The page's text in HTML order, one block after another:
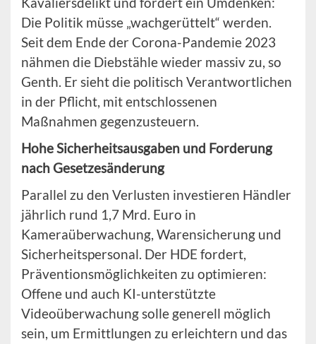
Die Politik müsse „wachgerüttelt“ werden.
Seit dem Ende der Corona-Pandemie 2023
nähmen die Diebstähle wieder massiv zu, so
Genth. Er sieht die politisch Verantwortlichen
in der Pflicht, mit entschlossenen
Maßnahmen gegenzusteuern.
Hohe Sicherheitsausgaben und Forderung
nach Gesetzesänderung
Parallel zu den Verlusten investieren Händler
jährlich rund 1,7 Mrd. Euro in
Kameraüberwachung, Warensicherung und
Sicherheitspersonal. Der HDE fordert,
Präventionsmöglichkeiten zu optimieren:
Offene und auch KI-unterstützte
Videoüberwachung solle generell möglich
sein, um Ermittlungen zu erleichtern und das